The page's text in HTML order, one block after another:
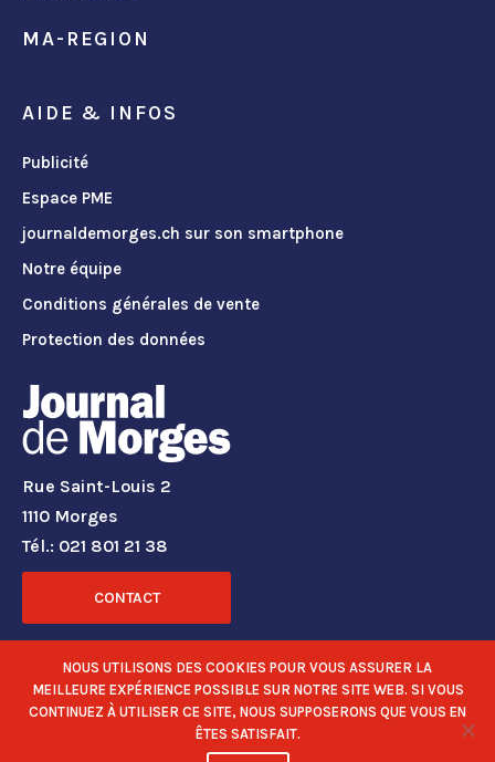
MA-REGION
AIDE & INFOS
Publicité
Espace PME
journaldemorges.ch sur son smartphone
Notre équipe
Conditions générales de vente
Protection des données
Rue Saint-Louis 2
1110 Morges
Tél.: 021 801 21 38
CONTACT
RÉSEAUX SOCIAUX
NOUS UTILISONS DES COOKIES POUR VOUS ASSURER LA
MEILLEURE EXPÉRIENCE POSSIBLE SUR NOTRE SITE WEB. SI VOUS
CONTINUEZ À UTILISER CE SITE, NOUS SUPPOSERONS QUE VOUS EN
ÊTES SATISFAIT.